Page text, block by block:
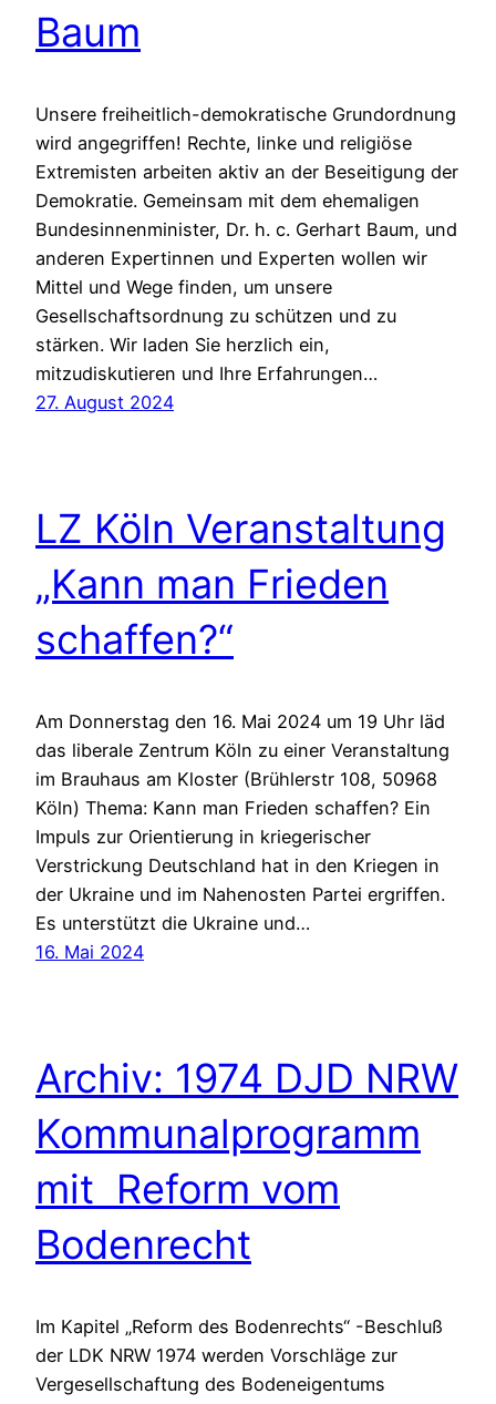
Baum
Unsere freiheitlich-demokratische Grundordnung
wird angegriffen! Rechte, linke und religiöse
Extremisten arbeiten aktiv an der Beseitigung der
Demokratie. Gemeinsam mit dem ehemaligen
Bundesinnenminister, Dr. h. c. Gerhart Baum, und
anderen Expertinnen und Experten wollen wir
Mittel und Wege finden, um unsere
Gesellschaftsordnung zu schützen und zu
stärken. Wir laden Sie herzlich ein,
mitzudiskutieren und Ihre Erfahrungen…
27. August 2024
LZ Köln Veranstaltung
„Kann man Frieden
schaffen?“
Am Donnerstag den 16. Mai 2024 um 19 Uhr läd
das liberale Zentrum Köln zu einer Veranstaltung
im Brauhaus am Kloster (Brühlerstr 108, 50968
Köln) Thema: Kann man Frieden schaffen? Ein
Impuls zur Orientierung in kriegerischer
Verstrickung Deutschland hat in den Kriegen in
der Ukraine und im Nahenosten Partei ergriffen.
Es unterstützt die Ukraine und…
16. Mai 2024
Archiv: 1974 DJD NRW
Kommunalprogramm
mit Reform vom
Bodenrecht
Im Kapitel „Reform des Bodenrechts“ -Beschluß
der LDK NRW 1974 werden Vorschläge zur
Vergesellschaftung des Bodeneigentums